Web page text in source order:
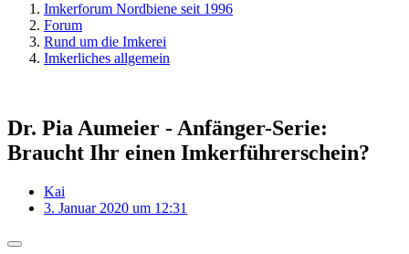
Imkerforum Nordbiene seit 1996
Forum
Rund um die Imkerei
Imkerliches allgemein
Dr. Pia Aumeier - Anfänger-Serie:
Braucht Ihr einen Imkerführerschein?
Kai
3. Januar 2020 um 12:31